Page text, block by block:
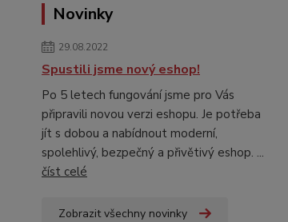
Novinky
29.08.2022
Spustili jsme nový eshop!
Po 5 letech fungování jsme pro Vás
připravili novou verzi eshopu. Je potřeba
jít s dobou a nabídnout moderní,
spolehlivý, bezpečný a přivětivý eshop. ...
číst celé
Zobrazit všechny novinky